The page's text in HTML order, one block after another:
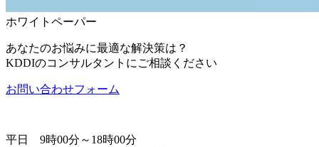
ホワイトペーパー
あなたのお悩みに最適な解決策は？
KDDIのコンサルタントにご相談ください
お問い合わせフォーム
平日 9時00分～18時00分